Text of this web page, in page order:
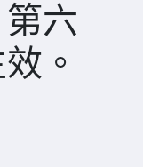
六
。